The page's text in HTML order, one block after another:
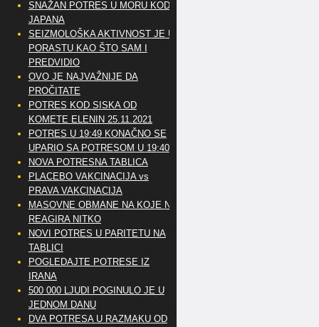
SNAŽAN POTRES U MORU KOD
JAPANA
SEIZMOLOŠKA AKTIVNOST JE U
PORASTU KAO ŠTO SAM I
PREDVIDIO
OVO JE NAJVAŽNIJE DA
PROČITATE
POTRES KOD SISKA OD
KOMETE ELENIN 25.11.2021
POTRES U 19:49 KONAČNO SE
UPARIO SA POTRESOM U 19:40
NOVA POTRESNA TABLICA
PLACEBO VAKCINACIJA vs
PRAVA VAKCINACIJA
MASOVNE OBMANE NA KOJE NE
REAGIRA NITKO
NOVI POTRES U PARITETU NA
TABLICI
POGLEDAJTE POTRESE IZ
IRANA
500 000 LJUDI POGINULO JE U
JEDNOM DANU
DVA POTRESA U RAZMAKU OD